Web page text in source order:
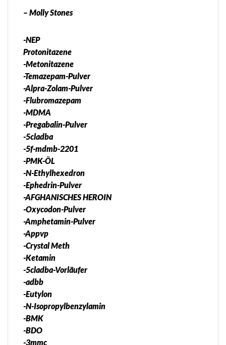
– Molly Stones
-NEP
Protonitazene
-Metonitazene
-Temazepam-Pulver
-Alpra-Zolam-Pulver
-Flubromazepam
-MDMA
-Pregabalin-Pulver
-5cladba
-5f-mdmb-2201
-PMK-ÖL
-N-Ethylhexedron
-Ephedrin-Pulver
-AFGHANISCHES HEROIN
-Oxycodon-Pulver
-Amphetamin-Pulver
-Appvp
-Crystal Meth
-Ketamin
-5cladba-Vorläufer
-adbb
-Eutylon
-N-Isopropylbenzylamin
-BMK
-BDO
-3mmc